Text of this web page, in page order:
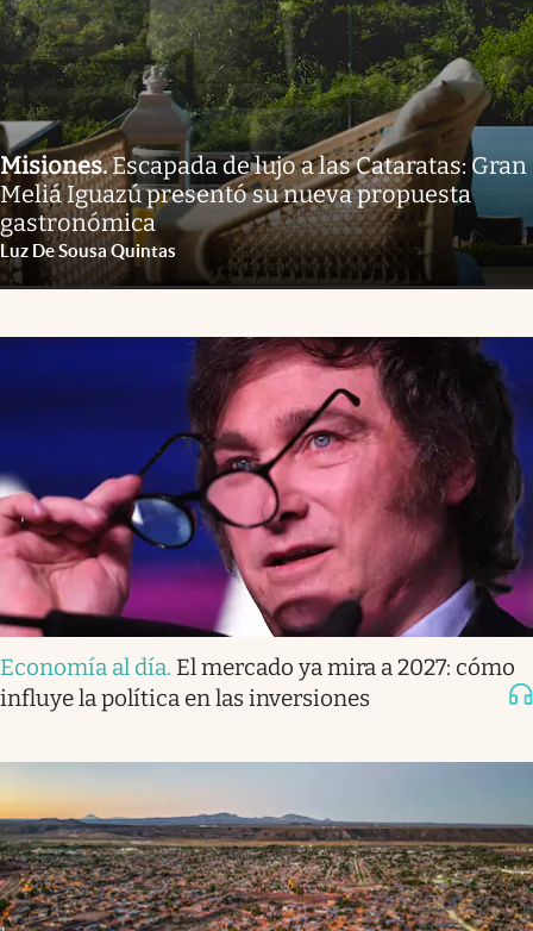
Misiones.Escapada de lujo a las Cataratas: Gran
Meliá Iguazú presentó su nueva propuesta
gastronómica
Luz De Sousa Quintas
Economía al día. El mercado ya mira a 2027: cómo
influye la política en las inversiones